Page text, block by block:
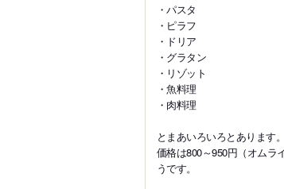
・パスタ
・ピラフ
・ドリア
・グラタン
・リゾット
・魚料理
・肉料理
とまあいろいろとあります
価格は800～950円（オムラ
うです。